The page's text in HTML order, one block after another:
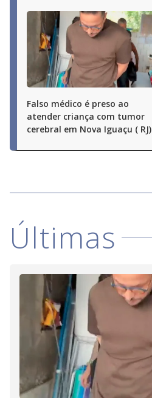
Falso médico é preso ao
atender criança com tumor
cerebral em Nova Iguaçu ( RJ)
Últimas